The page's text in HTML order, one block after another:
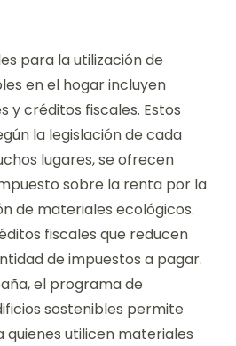
para la utilización de
en el hogar incluyen
y créditos fiscales. Estos
la legislación de cada
lugares, se ofrecen
sobre la renta por la
de materiales ecológicos.
fiscales que reducen
de impuestos a pagar.
el programa de
sostenibles permite
quienes utilicen materiales